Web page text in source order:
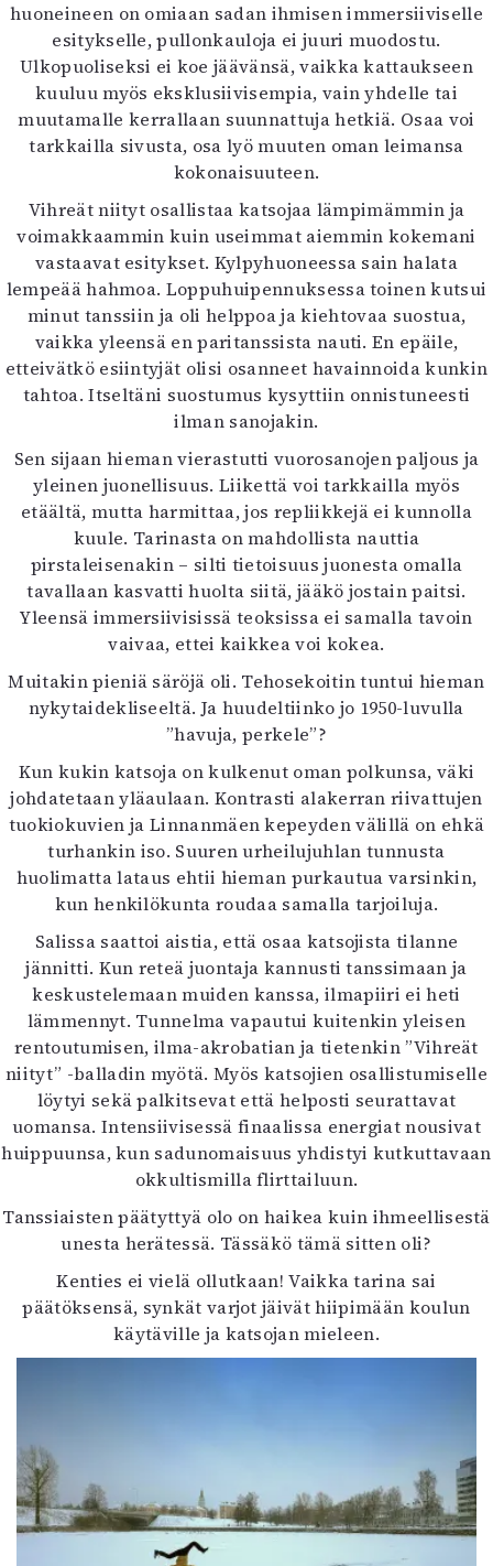
huoneineen on omiaan sadan ihmisen immersiiviselle
esitykselle, pullonkauloja ei juuri muodostu.
Ulkopuoliseksi ei koe jäävänsä, vaikka kattaukseen
kuuluu myös eksklusiivisempia, vain yhdelle tai
muutamalle kerrallaan suunnattuja hetkiä. Osaa voi
tarkkailla sivusta, osa lyö muuten oman leimansa
kokonaisuuteen.
Vihreät niityt osallistaa katsojaa lämpimämmin ja
voimakkaammin kuin useimmat aiemmin kokemani
vastaavat esitykset. Kylpyhuoneessa sain halata
lempeää hahmoa. Loppuhuipennuksessa toinen kutsui
minut tanssiin ja oli helppoa ja kiehtovaa suostua,
vaikka yleensä en paritanssista nauti. En epäile,
etteivätkö esiintyjät olisi osanneet havainnoida kunkin
tahtoa. Itseltäni suostumus kysyttiin onnistuneesti
ilman sanojakin.
Sen sijaan hieman vierastutti vuorosanojen paljous ja
yleinen juonellisuus. Liikettä voi tarkkailla myös
etäältä, mutta harmittaa, jos repliikkejä ei kunnolla
kuule. Tarinasta on mahdollista nauttia
pirstaleisenakin – silti tietoisuus juonesta omalla
tavallaan kasvatti huolta siitä, jääkö jostain paitsi.
Yleensä immersiivisissä teoksissa ei samalla tavoin
vaivaa, ettei kaikkea voi kokea.
Muitakin pieniä säröjä oli. Tehosekoitin tuntui hieman
nykytaidekliseeltä. Ja huudeltiinko jo 1950-luvulla
”havuja, perkele”?
Kun kukin katsoja on kulkenut oman polkunsa, väki
johdatetaan yläaulaan. Kontrasti alakerran riivattujen
tuokiokuvien ja Linnanmäen kepeyden välillä on ehkä
turhankin iso. Suuren urheilujuhlan tunnusta
huolimatta lataus ehtii hieman purkautua varsinkin,
kun henkilökunta roudaa samalla tarjoiluja.
Salissa saattoi aistia, että osaa katsojista tilanne
jännitti. Kun reteä juontaja kannusti tanssimaan ja
keskustelemaan muiden kanssa, ilmapiiri ei heti
lämmennyt. Tunnelma vapautui kuitenkin yleisen
rentoutumisen, ilma-akrobatian ja tietenkin ”Vihreät
niityt” -balladin myötä. Myös katsojien osallistumiselle
löytyi sekä palkitsevat että helposti seurattavat
uomansa. Intensiivisessä finaalissa energiat nousivat
huippuunsa, kun sadunomaisuus yhdistyi kutkuttavaan
okkultismilla flirttailuun.
Tanssiaisten päätyttyä olo on haikea kuin ihmeellisestä
unesta herätessä. Tässäkö tämä sitten oli?
Kenties ei vielä ollutkaan! Vaikka tarina sai
päätöksensä, synkät varjot jäivät hiipimään koulun
käytäville ja katsojan mieleen.